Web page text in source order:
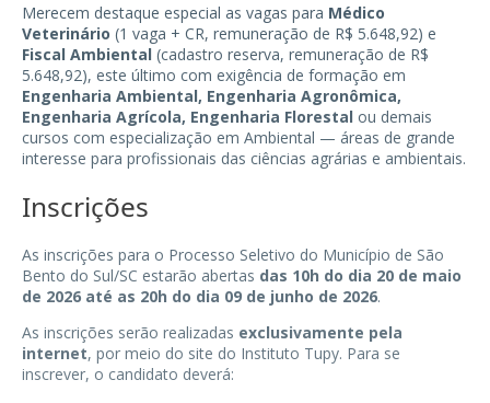
Merecem destaque especial as vagas para Médico
Veterinário (1 vaga + CR, remuneração de R$ 5.648,92) e
Fiscal Ambiental (cadastro reserva, remuneração de R$
5.648,92), este último com exigência de formação em
Engenharia Ambiental, Engenharia Agronômica,
Engenharia Agrícola, Engenharia Florestal ou demais
cursos com especialização em Ambiental — áreas de grande
interesse para profissionais das ciências agrárias e ambientais.
Inscrições
As inscrições para o Processo Seletivo do Município de São
Bento do Sul/SC estarão abertas das 10h do dia 20 de maio
de 2026 até as 20h do dia 09 de junho de 2026.
As inscrições serão realizadas exclusivamente pela
internet, por meio do site do Instituto Tupy. Para se
inscrever, o candidato deverá: